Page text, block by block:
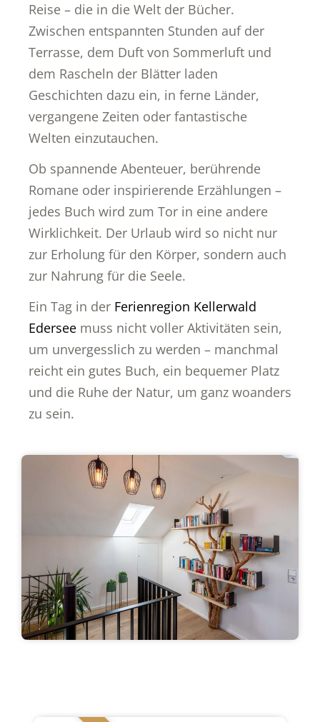
Reise – die in die Welt der Bücher.
Zwischen entspannten Stunden auf der
Terrasse, dem Duft von Sommerluft und
dem Rascheln der Blätter laden
Geschichten dazu ein, in ferne Länder,
vergangene Zeiten oder fantastische
Welten einzutauchen.
Ob spannende Abenteuer, berührende
Romane oder inspirierende Erzählungen –
jedes Buch wird zum Tor in eine andere
Wirklichkeit. Der Urlaub wird so nicht nur
zur Erholung für den Körper, sondern auch
zur Nahrung für die Seele.
Ein Tag in der Ferienregion Kellerwald
Edersee muss nicht voller Aktivitäten sein,
um unvergesslich zu werden – manchmal
reicht ein gutes Buch, ein bequemer Platz
und die Ruhe der Natur, um ganz woanders
zu sein.